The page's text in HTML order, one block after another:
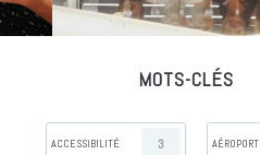
MOTS-CLÉS
ACCESSIBILITÉ 3 AÉROPORT